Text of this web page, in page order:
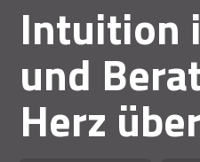
Intuition
und
Herz